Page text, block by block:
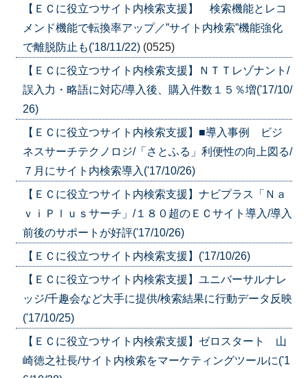
【ＥＣに役立つサイト内検索支援】 検索機能とレコ
メンド機能で転換率アップ／”サイト内検索”機能強化
で離脱防止も('18/11/22) (0525)
【ＥＣに役立つサイト内検索支援】ＮＴＴレゾナント/
誤入力・略語に対応/導入後、購入件数１５％増('17/10/
26)
【ＥＣに役立つサイト内検索支援】■導入事例 ビジ
ネスサーチテクノロジ/「さとふる」利便性の向上図る/
７月にサイト内検索導入('17/10/26)
【ＥＣに役立つサイト内検索支援】ナビプラス「Ｎａ
ｖｉＰｌｕｓサーチ」/１８０超のＥＣサイト導入/導入
前後のサポートが好評('17/10/26)
【ＥＣに役立つサイト内検索支援】('17/10/26)
【ＥＣに役立つサイト内検索支援】ユニバーサルナレ
ッジ/千趣会など大手に提供/検索結果に行動データ反映
('17/10/25)
【ＥＣに役立つサイト内検索支援】ゼロスタート 山
崎徳之社長/サイト内検索をマーケティングツールに('1